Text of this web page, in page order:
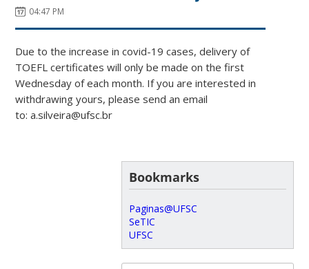
04:47 PM
Due to the increase in covid-19 cases, delivery of
TOEFL certificates will only be made on the first
Wednesday of each month. If you are interested in
withdrawing yours, please send an email
to: a.silveira@ufsc.br
Bookmarks
Paginas@UFSC
SeTIC
UFSC